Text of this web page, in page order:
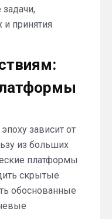
принятия
зависит от
из больших
платформы
скрытые
обоснованные